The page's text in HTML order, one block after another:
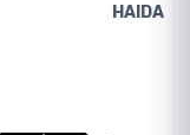
HAIDA